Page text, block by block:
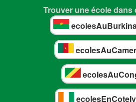
Trouver une école dans